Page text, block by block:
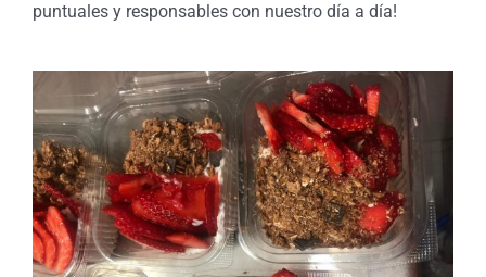
puntuales y responsables con nuestro día a día!